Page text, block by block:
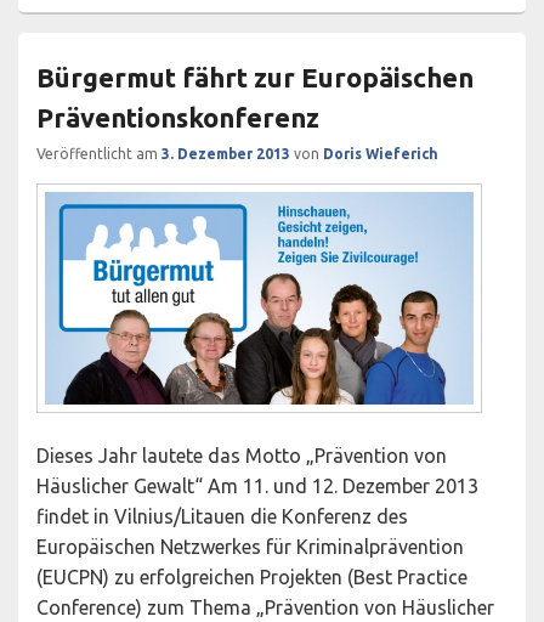
Bürgermut fährt zur Europäischen
Präventionskonferenz
Veröffentlicht am 3. Dezember 2013 von Doris Wieferich
Dieses Jahr lautete das Motto „Prävention von
Häuslicher Gewalt“ Am 11. und 12. Dezember 2013
findet in Vilnius/Litauen die Konferenz des
Europäischen Netzwerkes für Kriminalprävention
(EUCPN) zu erfolgreichen Projekten (Best Practice
Conference) zum Thema „Prävention von Häuslicher